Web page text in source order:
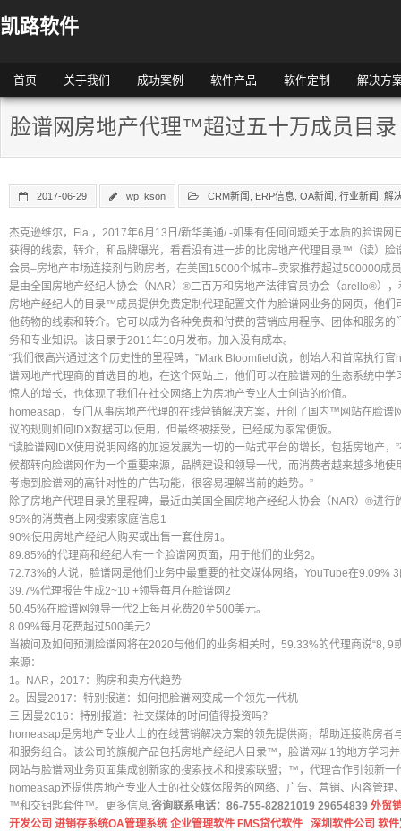
凯路软件
首页 关于我们 成功案例 软件产品 软件定制 解决方
脸谱网房地产代理™超过五十万成员目录
2017-06-29 wp_kson CRM新闻 ERP信息 OA新闻 行业新闻 解
杰克逊维尔，Fla.，2017年6月13日/新华美通/ -如果有任何问题关于本质的脸谱
获得的线索，转介，和品牌曝光，看看没有进一步的比房地产代理目录™（读）
会员–房地产市场连接剂与购房者，在美国15000个城市–卖家推荐超过500000成
是由全国房地产经纪人协会（NAR）®二百万和房地产法律官员协会（arello®）
房地产经纪人的目录™成员提供免费定制代理配置文件为脸谱网业务的网页，他
他药物的线索和转介。它可以成为各种免费和付费的营销应用程序、团体和服务
务和专业知识。该目录于2011年10月发布。加入没有成本。
“我们很高兴通过这个历史性的里程碑，”Mark Bloomfield说，创始人和首席执行
谱网地产代理商的首选目的地，在这个网站上，他们可以在脸谱网的生态系统中
惊人的增长，也体现了我们在社交网络上为房地产专业人士创造的价值。
homeasap，专门从事房地产代理的在线营销解决方案，开创了国内™网站在脸谱
议的规则如何IDX数据可以使用，但最终被接受，已经成为家常便饭。
“读脸谱网IDX使用说明网络的加速发展为一切的一站式平台的增长，包括房地产，
候都转向脸谱网作为一个重要来源，品牌建设和领导一代，而消费者越来越多地
考虑到脸谱网的高针对性的广告功能，很容易理解当前的趋势。”
除了房地产代理目录的里程碑，最近由美国全国房地产经纪人协会（NAR）®进行
95%的消费者上网搜索家庭信息1
90%使用房地产经纪人购买或出售一套住房1。
89.85%的代理商和经纪人有一个脸谱网页面，用于他们的业务2。
72.73%的人说，脸谱网是他们业务中最重要的社交媒体网络，YouTube在9.09%
39.7%代理报告生成2~10 +领导每月在脸谱网2
50.45%在脸谱网领导一代2上每月花费20至500美元。
8.09%每月花费超过500美元2
当被问及如何预测脸谱网将在2020与他们的业务相关时，59.33%的代理商说“8, 9
来源：
1。NAR，2017：购房和卖方代趋势
2。因曼2017：特别报道：如何把脸谱网变成一个领先一代机
三.因曼2016：特别报道：社交媒体的时间值得投资吗？
homeasap是房地产专业人士的在线营销解决方案的领先提供商，帮助连接购房
和服务组合。该公司的旗舰产品包括房地产经纪人目录™，脸谱网# 1的地方学习
网站与脸谱网业务页面集成创新家的搜索技术和搜索联盟；™，代理合作引领新一
homeasap还提供房地产专业人士的社交媒体服务的网络、广告、营销、内容管
™和交钥匙套件™。更多信息.咨询联系电话：86-755-82821019 29654839 外贸
开发公司 进销存系统OA管理系统 企业管理软件 FMS贷代软件 深圳软件公司 软